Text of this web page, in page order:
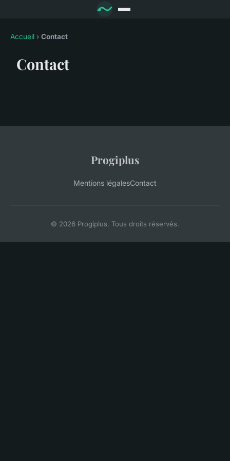
Accueil › Contact
Contact
Progiplus
Mentions légalesContact
© 2026 Progiplus. Tous droits réservés.